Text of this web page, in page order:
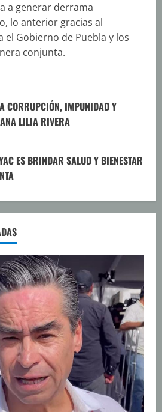
a generar derrama
lo anterior gracias al
el Gobierno de Puebla y los
conjunta.
CORRUPCIÓN, IMPUNIDAD Y
LILIA RIVERA
ES BRINDAR SALUD Y BIENESTAR